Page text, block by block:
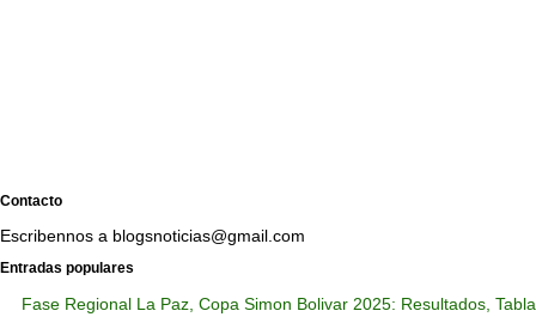
Contacto
Escribennos a blogsnoticias@gmail.com
Entradas populares
Fase Regional La Paz, Copa Simon Bolivar 2025: Resultados, Tabla